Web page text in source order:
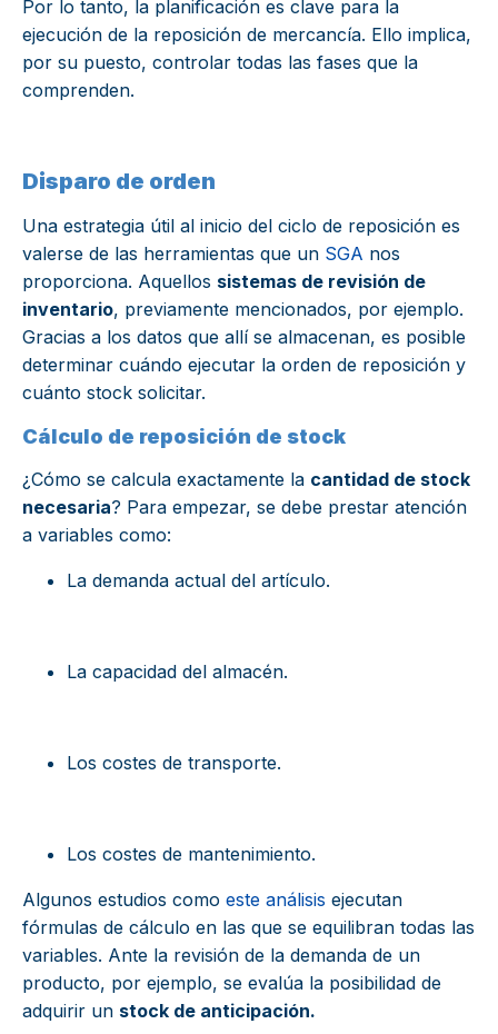
Por lo tanto, la planificación es clave para la
ejecución de la reposición de mercancía. Ello implica,
por su puesto, controlar todas las fases que la
comprenden.
Disparo de orden
Una estrategia útil al inicio del ciclo de reposición es
valerse de las herramientas que un SGA nos
proporciona. Aquellos sistemas de revisión de
inventario, previamente mencionados, por ejemplo.
Gracias a los datos que allí se almacenan, es posible
determinar cuándo ejecutar la orden de reposición y
cuánto stock solicitar.
Cálculo de reposición de stock
¿Cómo se calcula exactamente la cantidad de stock
necesaria? Para empezar, se debe prestar atención
a variables como:
La demanda actual del artículo.
La capacidad del almacén.
Los costes de transporte.
Los costes de mantenimiento.
Algunos estudios como este análisis ejecutan
fórmulas de cálculo en las que se equilibran todas las
variables. Ante la revisión de la demanda de un
producto, por ejemplo, se evalúa la posibilidad de
adquirir un stock de anticipación.